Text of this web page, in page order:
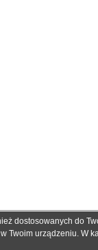
dla określenia
być podstawą roszczeń.
dostosowanych do
Twoim urządzeniu. W